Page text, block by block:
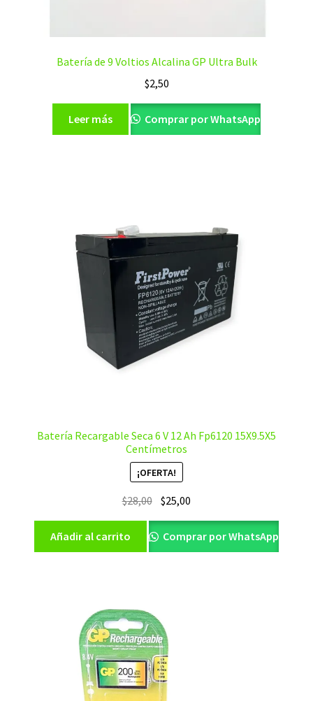
Batería de 9 Voltios Alcalina GP Ultra Bulk
$2,50
Leer más Comprar por WhatsApp
Batería Recargable Seca 6 V 12 Ah Fp6120 15X9.5X5
Centímetros
¡OFERTA!
$28,00 El
precio
original
era:
$25,00
precio
actual
es:
Añadir al carrito Comprar por WhatsApp